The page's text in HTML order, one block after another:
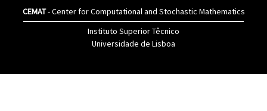
CEMAT- Center for Computational and Stochastic Mathematics
Instituto Superior Têcnico
Universidade de Lisboa